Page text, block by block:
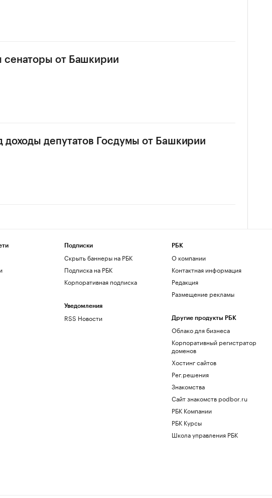
сенаторы от Башкирии
доходы депутатов Госдумы от Башкирии
Подписки
Скрыть баннеры на РБК
Подписка на РБК
Корпоративная подписка
Уведомления
RSS Новости
РБК
О компании
Контактная информация
Редакция
Размещение рекламы
Другие продукты РБК
Облако для бизнеса
Корпоративный регистратор
доменов
Хостинг сайтов
Рег.решения
Знакомства
Сайт знакомств podbor.ru
РБК Компании
РБК Курсы
Школа управления РБК